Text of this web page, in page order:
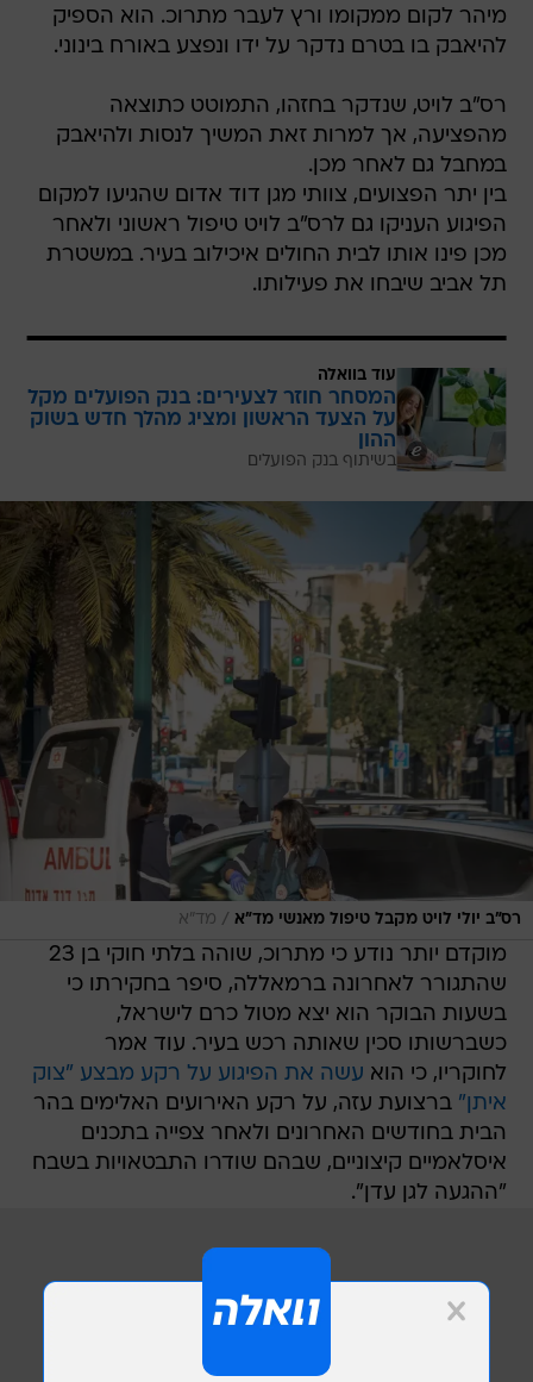
מיהר לקום ממקומו ורץ לעבר מתרוכ. הוא הספיק
להיאבק בו בטרם נדקר על ידו ונפצע באורח בינוני.
רס"ב לויט, שנדקר בחזהו, התמוטט כתוצאה
מהפציעה, אך למרות זאת המשיך לנסות ולהיאבק
במחבל גם לאחר מכן.
בין יתר הפצועים, צוותי מגן דוד אדום שהגיעו למקום
הפיגוע העניקו גם לרס"ב לויט טיפול ראשוני ולאחר
מכן פינו אותו לבית החולים איכילוב בעיר. במשטרת
תל אביב שיבחו את פעילותו.
עוד בוואלה
המסחר חוזר לצעירים: בנק הפועלים מקל
על הצעד הראשון ומציג מהלך חדש בשוק
ההון
בשיתוף בנק הפועלים
רס"ב יולי לויט מקבל טיפול מאנשי מד"א / מד"א
מוקדם יותר נודע כי מתרוכ, שוהה בלתי חוקי בן 23
שהתגורר לאחרונה ברמאללה, סיפר בחקירתו כי
בשעות הבוקר הוא יצא מטול כרם לישראל,
כשברשותו סכין שאותה רכש בעיר. עוד אמר
לחוקריו, כי הוא עשה את הפיגוע על רקע מבצע "צוק
איתן" ברצועת עזה, על רקע האירועים האלימים בהר
הבית בחודשים האחרונים ולאחר צפייה בתכנים
איסלאמיים קיצוניים, שבהם שודרו התבטאויות בשבח
"ההגעה לגן עדן".